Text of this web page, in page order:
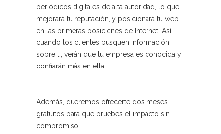
periódicos digitales de alta autoridad, lo que
mejorará tu reputación, y posicionará tu web
en las primeras posiciones de Internet. Así,
cuando los clientes busquen información
sobre ti, verán que tu empresa es conocida y
confiarán más en ella.
Además, queremos ofrecerte dos meses
gratuitos para que pruebes el impacto sin
compromiso.